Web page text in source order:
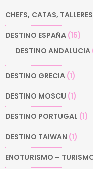
CHEFS, CATAS,
DESTINO ESPAÑA (15)
DESTINO ANDALUCIA
DESTINO GRECIA (1)
DESTINO MOSCU (1)
DESTINO PORTUGAL (1)
DESTINO TAIWAN (1)
ENOTURISMO –